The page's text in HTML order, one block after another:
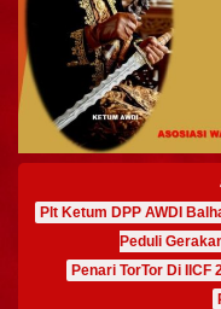
Plt Ketum DPP AWDI
Peduli
Penari TorTor Di IICF